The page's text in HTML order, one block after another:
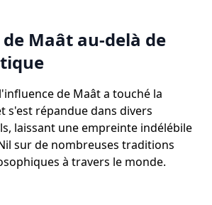
Maât au-delà de
de Maât a touché la
s'est répandue dans divers
laissant une empreinte indélébile
sur de nombreuses traditions
à travers le monde.